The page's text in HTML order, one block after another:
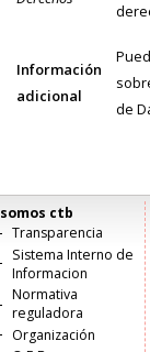
Información
adicional
de
Menú
principal
somos ctb
Transparencia
Sistema Interno de
Informacion
Normativa
reguladora
Organización